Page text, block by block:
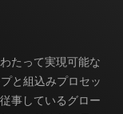
たって実現可能な
と組込みプロセッ
事しているグロー